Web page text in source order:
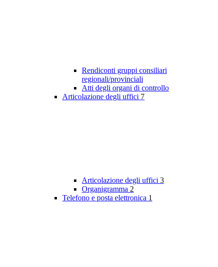
Rendiconti gruppi consiliari
regionali/provinciali
Atti degli organi di controllo
Articolazione degli uffici 7
Articolazione degli uffici 3
Organigramma 2
Telefono e posta elettronica 1